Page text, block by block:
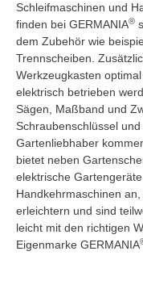
Schleifmaschinen und
finden bei GERMANIA®
dem Zubehör wie
Trennscheiben.
Werkzeugkasten
elektrisch betrieben
Sägen, Maßband und
Schraubenschlüssel
Gartenliebhaber
bietet neben
elektrische
Handkehrmaschinen
erleichtern und sind
leicht mit den richtigen
Eigenmarke GERMANIA